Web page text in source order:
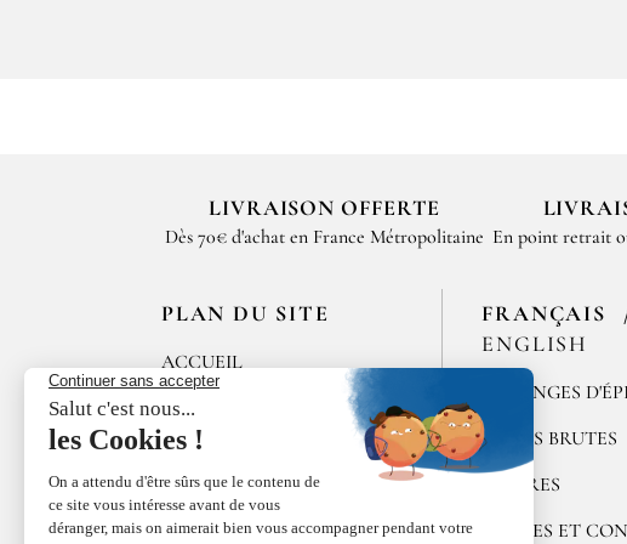
LIVRAISON OFFERTE
Dès 70€ d'achat en France Métropolitaine En point retrait
PLAN DU SITE
ACCUEIL
LES MAISONS DE
BRICOURT
RECRUTEMENT
ÉPICES RŒLLINGER
FRANÇAIS
ENGLISH
MÉLANGES
ÉPICES BRUTES
POIVRES
ALGUES ET